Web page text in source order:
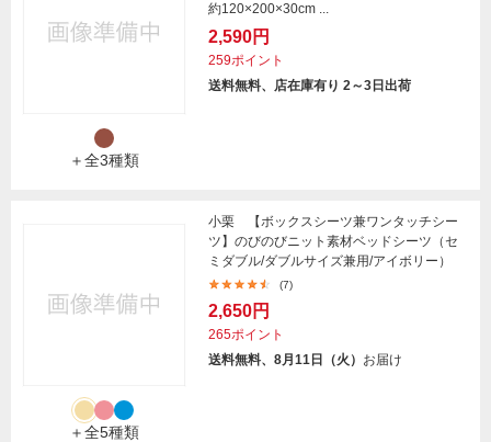
＋全3種類
約120×200×30cm ...
2,590円
259ポイント
送料無料、店在庫有り 2～3日出荷
＋全5種類
小栗 【ボックスシーツ兼ワンタッチシー
ツ】のびのびニット素材ベッドシーツ（セ
ミダブル/ダブルサイズ兼用/アイボリー）
(7)
2,650円
265ポイント
送料無料、8月11日（火） お届け